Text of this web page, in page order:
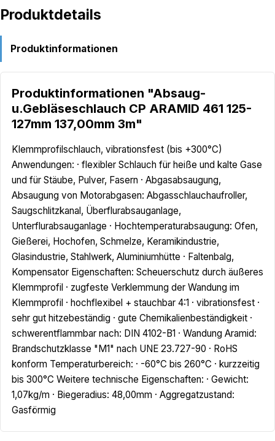
Produktdetails
Produktinformationen
Produktinformationen "Absaug-
u.Gebläseschlauch CP ARAMID 461 125-
127mm 137,00mm 3m"
Klemmprofilschlauch, vibrationsfest (bis +300°C)
Anwendungen: · flexibler Schlauch für heiße und kalte Gase
und für Stäube, Pulver, Fasern · Abgasabsaugung,
Absaugung von Motorabgasen: Abgasschlauchaufroller,
Saugschlitzkanal, Überflurabsauganlage,
Unterflurabsauganlage · Hochtemperaturabsaugung: Ofen,
Gießerei, Hochofen, Schmelze, Keramikindustrie,
Glasindustrie, Stahlwerk, Aluminiumhütte · Faltenbalg,
Kompensator Eigenschaften: Scheuerschutz durch äußeres
Klemmprofil · zugfeste Verklemmung der Wandung im
Klemmprofil · hochflexibel + stauchbar 4:1 · vibrationsfest ·
sehr gut hitzebeständig · gute Chemikalienbeständigkeit ·
schwerentflammbar nach: DIN 4102-B1 · Wandung Aramid:
Brandschutzklasse "M1" nach UNE 23.727-90 · RoHS
konform Temperaturbereich: · -60°C bis 260°C · kurzzeitig
bis 300°C Weitere technische Eigenschaften: · Gewicht:
1,07kg/m · Biegeradius: 48,00mm · Aggregatzustand:
Gasförmig